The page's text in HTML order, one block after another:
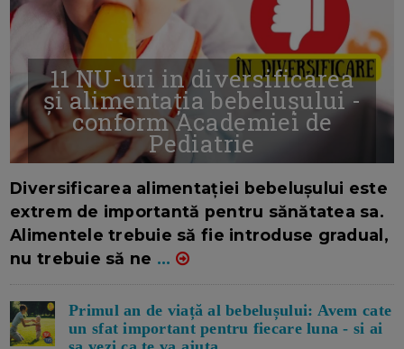
11 NU-uri in diversificarea
și alimentația bebelușului -
conform Academiei de
Pediatrie
Diversificarea alimentației bebelușului este
extrem de importantă pentru sănătatea sa.
Alimentele trebuie să fie introduse gradual,
nu trebuie să ne ...
Primul an de viață al bebelușului: Avem cate
un sfat important pentru fiecare luna - si ai